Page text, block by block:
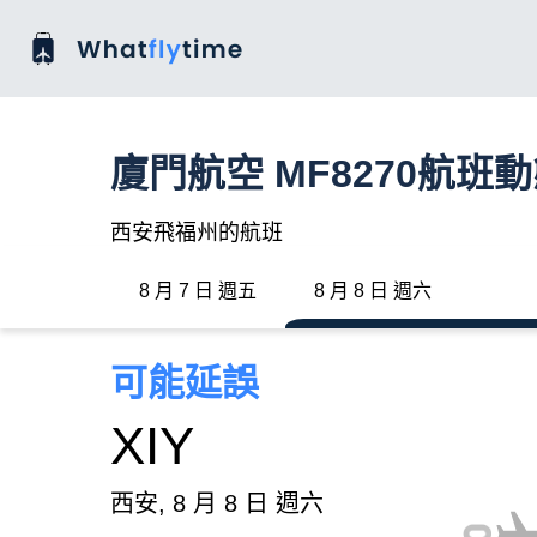
廈門航空 MF8270航班
西安飛福州的航班
8 月 7 日 週五 8 月 8 日 週六
可能延誤
XIY
西安, 8 月 8 日 週六